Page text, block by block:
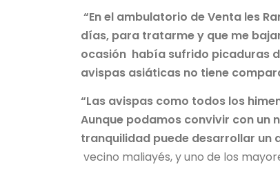
“En el ambulatorio de Venta les
días, para tratarme y que me
ocasión había sufrido picaduras
avispas asiáticas no tiene
“Las avispas como todos los
Aunque podamos convivir con un
tranquilidad puede desarrollar un
vecino maliayés, y uno de los